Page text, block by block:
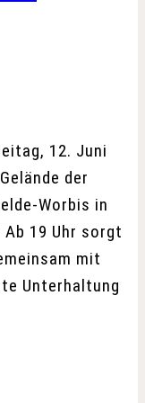
12. Juni
der
Worbis in
19 Uhr sorgt
mit
Unterhaltung